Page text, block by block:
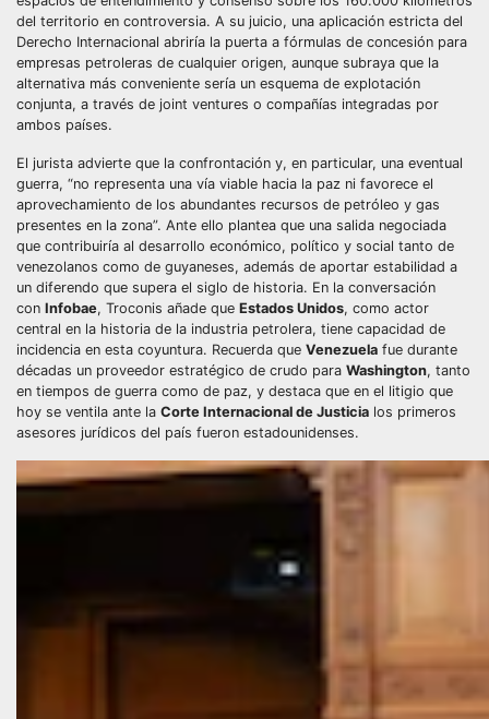
del territorio en controversia. A su juicio, una aplicación estricta del
Derecho Internacional abriría la puerta a fórmulas de concesión para
empresas petroleras de cualquier origen, aunque subraya que la
alternativa más conveniente sería un esquema de explotación
conjunta, a través de joint ventures o compañías integradas por
ambos países.
El jurista advierte que la confrontación y, en particular, una eventual
guerra, “no representa una vía viable hacia la paz ni favorece el
aprovechamiento de los abundantes recursos de petróleo y gas
presentes en la zona”. Ante ello plantea que una salida negociada
que contribuiría al desarrollo económico, político y social tanto de
venezolanos como de guyaneses, además de aportar estabilidad a
un diferendo que supera el siglo de historia. En la conversación
con Infobae, Troconis añade que Estados Unidos, como actor
central en la historia de la industria petrolera, tiene capacidad de
incidencia en esta coyuntura. Recuerda que Venezuela fue durante
décadas un proveedor estratégico de crudo para Washington, tanto
en tiempos de guerra como de paz, y destaca que en el litigio que
hoy se ventila ante la Corte Internacional de Justicia los primeros
asesores jurídicos del país fueron estadounidenses.